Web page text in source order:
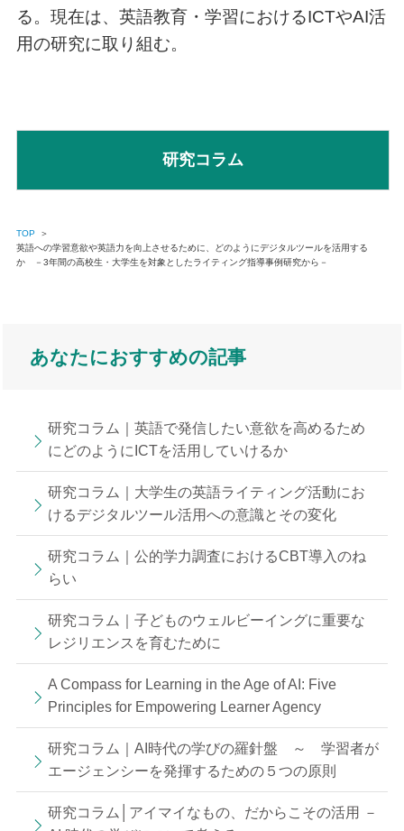
る。現在は、英語教育・学習におけるICTやAI活
用の研究に取り組む。
研究コラム
TOP
＞
英語への学習意欲や英語力を向上させるために、どのようにデジタルツールを活用する
か －3年間の高校生・大学生を対象としたライティング指導事例研究から－
あなたにおすすめの記事
研究コラム｜英語で発信したい意欲を高めるため
にどのようにICTを活用していけるか
研究コラム｜大学生の英語ライティング活動にお
けるデジタルツール活用への意識とその変化
研究コラム｜公的学力調査におけるCBT導入のね
らい
研究コラム｜子どものウェルビーイングに重要な
レジリエンスを育むために
A Compass for Learning in the Age of AI: Five
Principles for Empowering Learner Agency
研究コラム｜AI時代の学びの羅針盤 ～ 学習者が
エージェンシーを発揮するための５つの原則
研究コラム│アイマイなもの、だからこその活用 －